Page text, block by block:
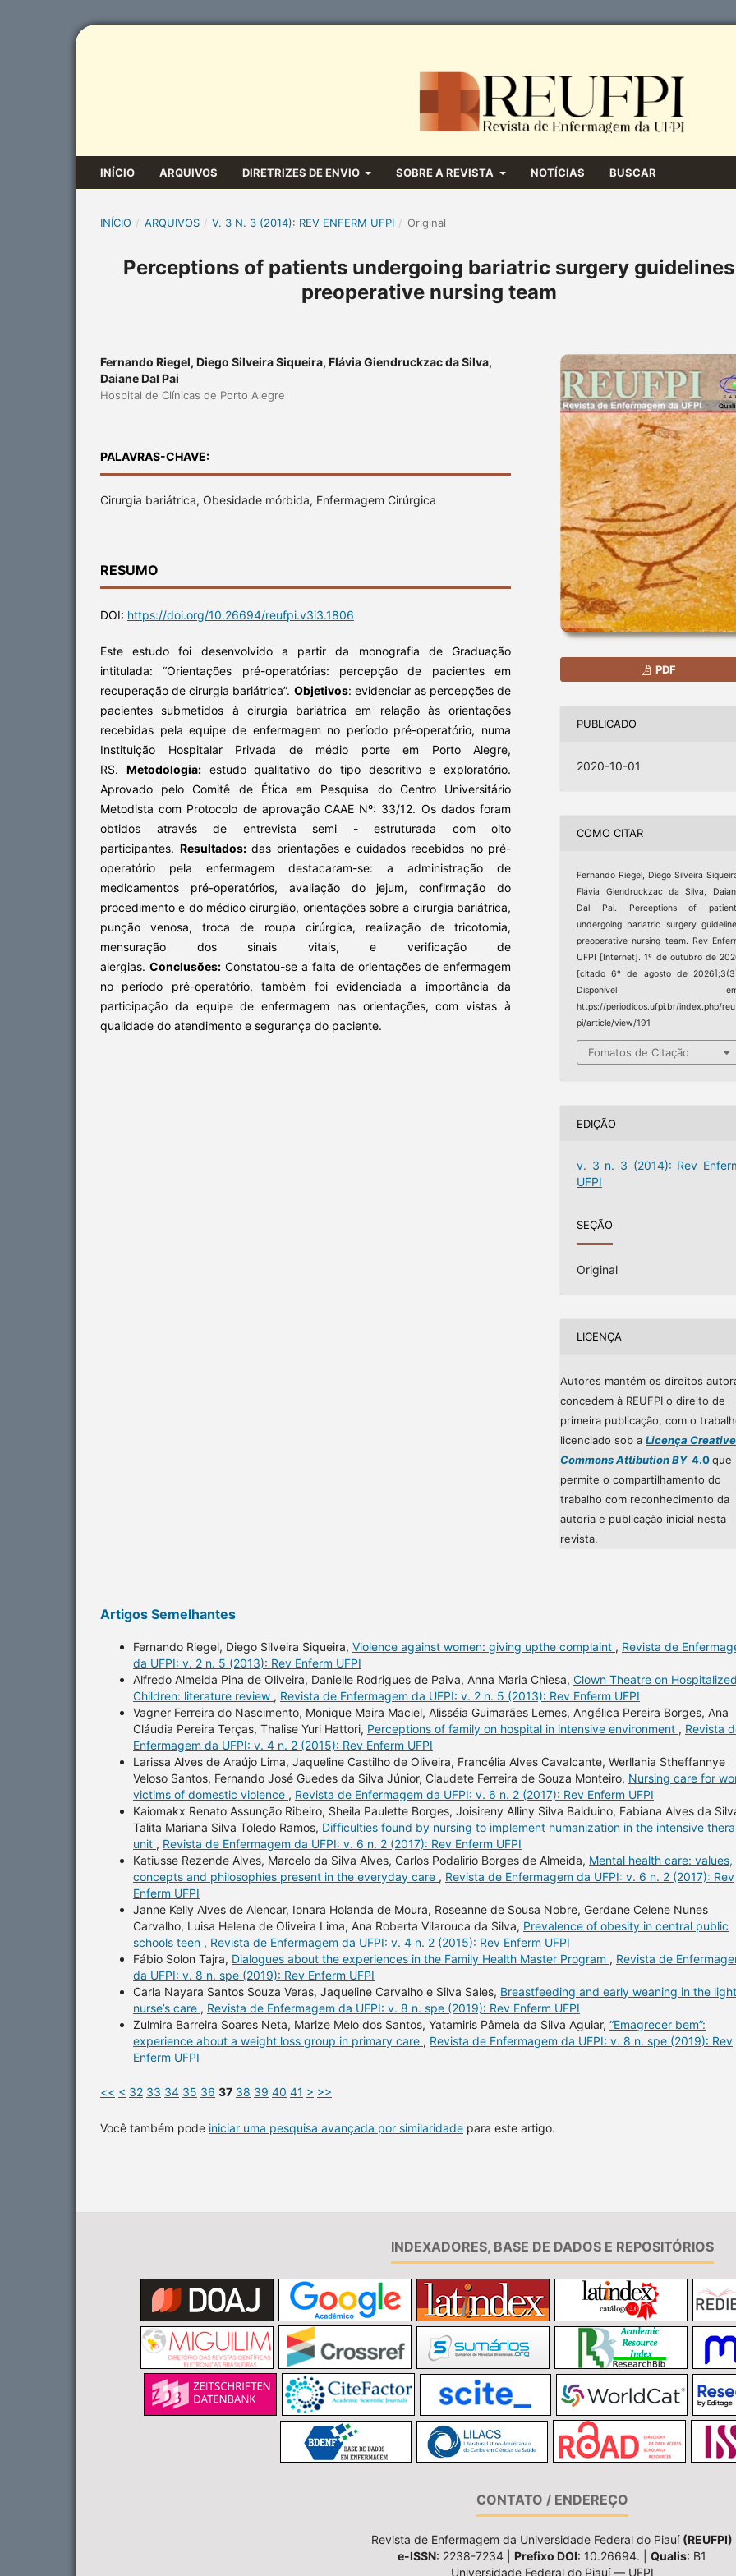
INÍCIO ARQUIVOS DIRETRIZES DE ENVIO SOBRE A REVISTA NOTÍCIAS BUSCAR
INÍCIO / ARQUIVOS / V. 3 N. 3 (2014): REV ENFERM UFPI / Original
Perceptions of patients undergoing bariatric surgery guidelines
preoperative nursing team
Fernando Riegel, Diego Silveira Siqueira, Flávia Giendruckzac da Silva,
Daiane Dal Pai
Hospital de Clínicas de Porto Alegre
PALAVRAS-CHAVE:
Cirurgia bariátrica, Obesidade mórbida, Enfermagem Cirúrgica
RESUMO
DOI: https://doi.org/10.26694/reufpi.v3i3.1806
Este estudo foi desenvolvido a partir da monografia de Graduação
intitulada: “Orientações pré-operatórias: percepção de pacientes em
recuperação de cirurgia bariátrica”. Objetivos: evidenciar as percepções de
pacientes submetidos à cirurgia bariátrica em relação às orientações
recebidas pela equipe de enfermagem no período pré-operatório, numa
Instituição Hospitalar Privada de médio porte em Porto Alegre,
RS. Metodologia:estudo qualitativo do tipo descritivo e exploratório.
Aprovado pelo Comitê de Ética em Pesquisa do Centro Universitário
Metodista com Protocolo de aprovação CAAE Nº: 33/12. Os dados foram
obtidos através de entrevista semi - estruturada com oito
participantes. Resultados:das orientações e cuidados recebidos no pré-
operatório pela enfermagem destacaram-se: a administração de
medicamentos pré-operatórios, avaliação do jejum, confirmação do
procedimento e do médico cirurgião, orientações sobre a cirurgia bariátrica,
punção venosa, troca de roupa cirúrgica, realização de tricotomia,
mensuração dos sinais vitais, e verificação de
alergias. Conclusões: Constatou-se a falta de orientações de enfermagem
no período pré-operatório, também foi evidenciada a importância da
participação da equipe de enfermagem nas orientações, com vistas à
qualidade do atendimento e segurança do paciente.
PDF
PUBLICADO
2020-10-01
COMO CITAR
Fernando Riegel, Diego Silveira
Flávia Giendruckzac da Silva,
Dal Pai. Perceptions of
undergoing bariatric surgery
preoperative nursing team. Rev
UFPI [Internet]. 1º de outubro de
[citado 6º de agosto de
Disponível
https://periodicos.ufpi.br/index.php/
pi/article/view/191
Fomatos de Citação
EDIÇÃO
v. 3 n. 3 (2014): Rev
UFPI
SEÇÃO
Original
LICENÇA
Autores mantém os direitos
concedem à REUFPI o direito de
primeira publicação, com o
licenciado sob a Licença Creative
Commons Attibution BY4.0que
permite o compartilhamento do
trabalho com reconhecimento da
autoria e publicação inicial nesta
revista.
Artigos Semelhantes
Fernando Riegel, Diego Silveira Siqueira, Violence against women: giving upthe complaint , Revista de
da UFPI: v. 2 n. 5 (2013): Rev Enferm UFPI
Alfredo Almeida Pina de Oliveira, Danielle Rodrigues de Paiva, Anna Maria Chiesa, Clown Theatre on Hospitalized
Children: literature review , Revista de Enfermagem da UFPI: v. 2 n. 5 (2013): Rev Enferm UFPI
Vagner Ferreira do Nascimento, Monique Maira Maciel, Alisséia Guimarães Lemes, Angélica Pereira Borges, Ana
Cláudia Pereira Terças, Thalise Yuri Hattori, Perceptions of family on hospital in intensive environment , Revista
Enfermagem da UFPI: v. 4 n. 2 (2015): Rev Enferm UFPI
Larissa Alves de Araújo Lima, Jaqueline Castilho de Oliveira, Francélia Alves Cavalcante, Werllania Stheffannye
Veloso Santos, Fernando José Guedes da Silva Júnior, Claudete Ferreira de Souza Monteiro, Nursing care for
victims of domestic violence , Revista de Enfermagem da UFPI: v. 6 n. 2 (2017): Rev Enferm UFPI
Kaiomakx Renato Assunção Ribeiro, Sheila Paulette Borges, Joisireny Alliny Silva Balduino, Fabiana Alves da
Talita Mariana Silva Toledo Ramos, Difficulties found by nursing to implement humanization in the intensive
unit , Revista de Enfermagem da UFPI: v. 6 n. 2 (2017): Rev Enferm UFPI
Katiusse Rezende Alves, Marcelo da Silva Alves, Carlos Podalirio Borges de Almeida, Mental health care: values,
concepts and philosophies present in the everyday care , Revista de Enfermagem da UFPI: v. 6 n. 2 (2017): Rev
Enferm UFPI
Janne Kelly Alves de Alencar, Ionara Holanda de Moura, Roseanne de Sousa Nobre, Gerdane Celene Nunes
Carvalho, Luisa Helena de Oliveira Lima, Ana Roberta Vilarouca da Silva, Prevalence of obesity in central public
schools teen , Revista de Enfermagem da UFPI: v. 4 n. 2 (2015): Rev Enferm UFPI
Fábio Solon Tajra, Dialogues about the experiences in the Family Health Master Program , Revista de
da UFPI: v. 8 n. spe (2019): Rev Enferm UFPI
Carla Nayara Santos Souza Veras, Jaqueline Carvalho e Silva Sales, Breastfeeding and early weaning in the
nurse’s care , Revista de Enfermagem da UFPI: v. 8 n. spe (2019): Rev Enferm UFPI
Zulmira Barreira Soares Neta, Marize Melo dos Santos, Yatamiris Pâmela da Silva Aguiar, “Emagrecer bem”:
experience about a weight loss group in primary care , Revista de Enfermagem da UFPI: v. 8 n. spe (2019): Rev
Enferm UFPI
<< < 32 33 34 35 36 37 38 39 40 41 > >>
Você também pode iniciar uma pesquisa avançada por similaridade para este artigo.
INDEXADORES, BASE DE DADOS E REPOSITÓRIOS
CONTATO / ENDEREÇO
Revista de Enfermagem da Universidade Federal do Piauí (REUFPI)
e-ISSN: 2238-7234 | Prefixo DOI: 10.26694. | Qualis: B1
Universidade Federal do Piauí — UFPI